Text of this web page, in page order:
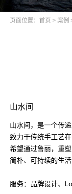
页面位置： 首页 > 案例
山水间
山水间，是一个传
致力于传统手工艺
希望通过鲁丽，重
简朴、可持续的生活
服务：品牌设计、